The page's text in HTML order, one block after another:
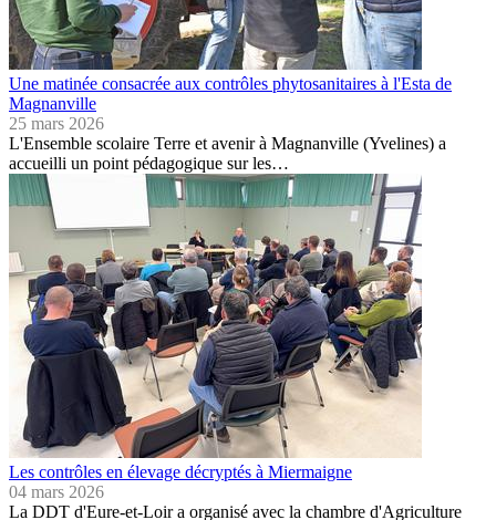
Une matinée consacrée aux contrôles phytosanitaires à l'Esta de
Magnanville
25 mars 2026
L'Ensemble scolaire Terre et avenir à Magnanville (Yvelines) a
accueilli un point pédagogique sur les…
Les contrôles en élevage décryptés à Miermaigne
04 mars 2026
La DDT d'Eure-et-Loir a organisé avec la chambre d'Agriculture